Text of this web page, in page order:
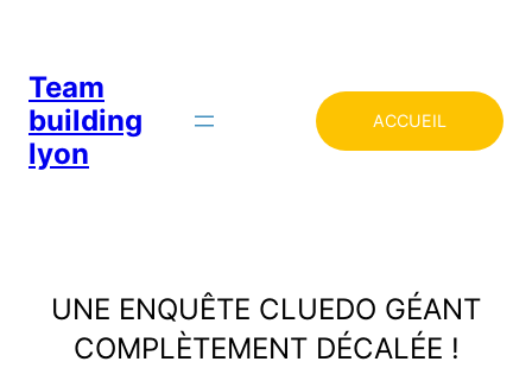
Team
building
lyon
ACCUEIL
UNE ENQUÊTE CLUEDO GÉANT
COMPLÈTEMENT DÉCALÉE !